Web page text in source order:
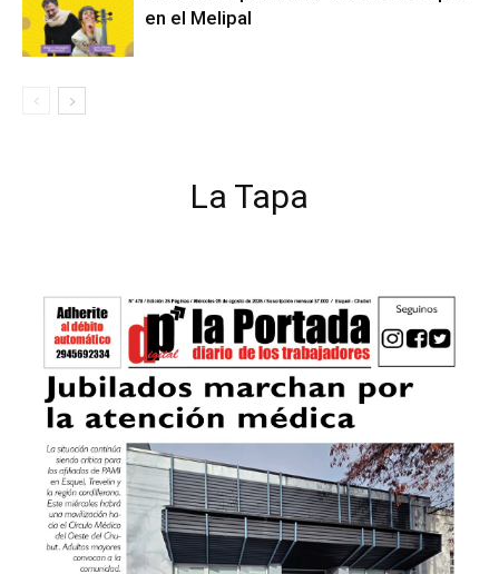
en el Melipal
La Tapa